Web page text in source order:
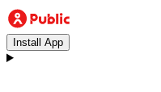
Install App